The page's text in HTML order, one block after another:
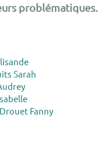
problématiques.
Sarah
Fanny